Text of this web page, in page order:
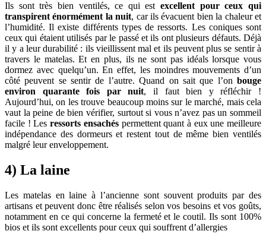
Ils sont très bien ventilés, ce qui estexcellent pour ceux qui
transpirent énormément la nuit, car ils évacuent bien la chaleur et
l’humidité. Il existe différents types de ressorts. Les coniques sont
ceux qui étaient utilisés par le passé et ils ont plusieurs défauts. Déjà
il y a leur durabilité : ils vieillissent mal et ils peuvent plus se sentir à
travers le matelas. Et en plus, ils ne sont pas idéals lorsque vous
dormez avec quelqu’un. En effet, les moindres mouvements d’un
côté peuvent se sentir de l’autre. Quand on sait que l’on bouge
environ quarante fois par nuit, il faut bien y réfléchir !
Aujourd’hui, on les trouve beaucoup moins sur le marché, mais cela
vaut la peine de bien vérifier, surtout si vous n’avez pas un sommeil
facile ! Lesressorts ensachéspermettent quant à eux une meilleure
indépendance des dormeurs et restent tout de même bien ventilés
malgré leur enveloppement.
4) La laine
Les matelas en laine à l’ancienne sont souvent produits par des
artisans et peuvent donc être réalisés selon vos besoins et vos goûts,
notamment en ce qui concerne la fermeté et le coutil. Ils sont 100%
bios et ils sont excellents pour ceux qui souffrent d’allergies